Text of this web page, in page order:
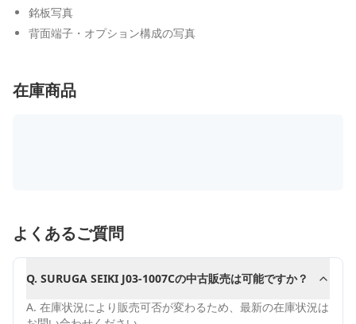
銘板写真
背面端子・オプション構成の写真
在庫商品
よくあるご質問
Q. SURUGA SEIKI J03-1007Cの中古販売は可能ですか？
A. 在庫状況により販売可否が変わるため、最新の在庫状況は